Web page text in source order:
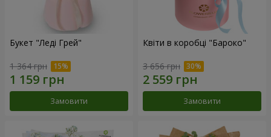
Букет "Леді Грей"
1 364 грн
Замовити
Квіти в коробці "Бароко"
3 656 грн
Замовити